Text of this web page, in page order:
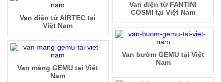
Van điện từ FANTINI
COSMI tại Việt Nam
Van điện từ AIRTEC tại
Việt Nam
Van bướm GEMU tại Việt
Nam
Van màng GEMU tại Việt
Nam